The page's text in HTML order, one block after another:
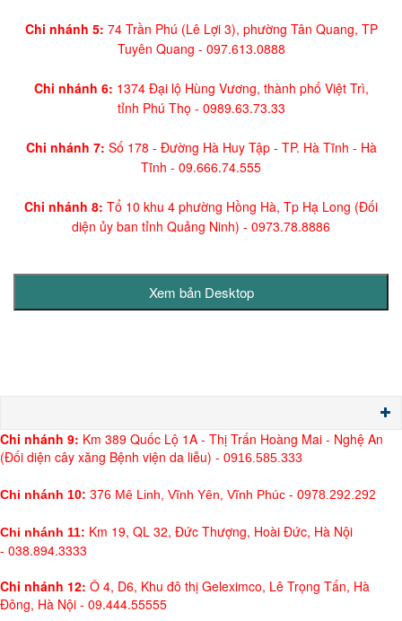
Chi nhánh 5: 74 Trần Phú (Lê Lợi 3), phường Tân Quang, TP
Tuyên Quang - 097.613.0888
Chi nhánh 6: 1374 Đại lộ Hùng Vương, thành phố Việt Trì,
tỉnh Phú Thọ - 0989.63.73.33
Chi nhánh 7: Số 178 - Đường Hà Huy Tập - TP. Hà Tĩnh - Hà
Tĩnh - 09.666.74.555
Chi nhánh 8: Tổ 10 khu 4 phường Hồng Hà, Tp Hạ Long (Đối
diện ủy ban tỉnh Quảng Ninh) - 0973.78.8886
Chi nhánh 9: Km 389 Quốc Lộ 1A - Thị Trấn Hoàng Mai - Nghệ An
(Đối diện cây xăng Bệnh viện da liễu) - 0916.585.333
Chi nhánh 10: 376 Mê Linh, Vĩnh Yên, Vĩnh Phúc - 0978.292.292
Chi nhánh 11: Km 19, QL 32, Đức Thượng, Hoài Đức, Hà Nội
- 038.894.3333
Chi nhánh 12: Ô 4, D6, Khu đô thị Geleximco, Lê Trọng Tấn, Hà
Đông, Hà Nội - 09.444.55555